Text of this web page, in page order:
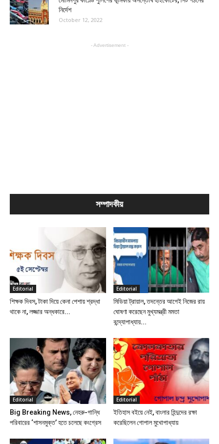
নির্দেশ
October 12, 2022
- Advertisement -
সম্পাদকীয়
Editorial
শিক্ষক দিবস, টাকা দিয়ে কেনা পেশায় শ্রদ্ধা
থাকে না, লজ্জার অন্ধকারে...
Editorial
মিডিয়া ট্রায়াল, তদন্তের আগেই নিজের রায়
ঘোষণা করেছেন মুখ্যমন্ত্রী মমতা
বন্দ্যোপাধ্যায়...
Editorial
Big Breaking News, নেহরু-গান্ধি
পরিবারের ‘শাসনমুক্ত’ হতে চলেছে কংগ্রেস
Editorial
ইতিহাস বইয়ে নেই, বাংলার হিন্দুদের রক্ষা
করেছিলেন গোপাল মুখোপাধ্যায়